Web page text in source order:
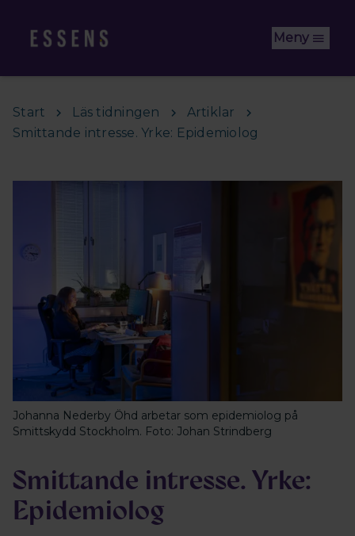
Meny
Start Läs tidningen
Artiklar
Smittande intresse. Yrke: Epidemiolog
Johanna Nederby Öhd arbetar som epidemiolog på
Smittskydd Stockholm. Foto: Johan Strindberg
Smittande intresse. Yrke:
Epidemiolog